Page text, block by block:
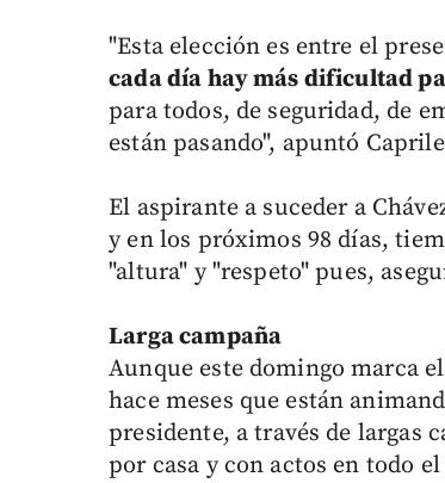
"Esta elección es entre el
cada día hay más dificultad
para todos, de seguridad, de
están pasando", apuntó
El aspirante a suceder a
y en los próximos 98 días,
"altura" y "respeto" pues,
Larga campaña
Aunque este domingo marca
hace meses que están
presidente, a través de largas
por casa y con actos en todo